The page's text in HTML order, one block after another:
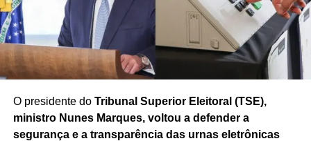
O presidente do Tribunal Superior Eleitoral (TSE),
ministro Nunes Marques, voltou a defender a
segurança e a transparência das urnas eletrônicas